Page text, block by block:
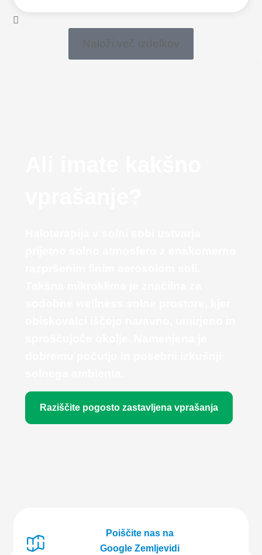
Naloži več izdelkov
Raziščite pogosto zastavljena vprašanja
Poiščite nas na
Google Zemljevidi